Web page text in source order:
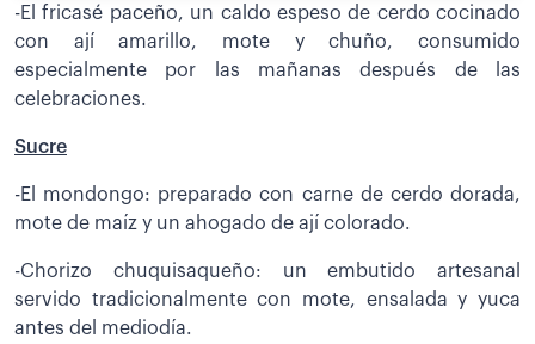
-El fricasé paceño, un caldo espeso de cerdo cocinado
con ají amarillo, mote y chuño, consumido
especialmente por las mañanas después de las
celebraciones.
Sucre
-El mondongo: preparado con carne de cerdo dorada,
mote de maíz y un ahogado de ají colorado.
-Chorizo chuquisaqueño: un embutido artesanal
servido tradicionalmente con mote, ensalada y yuca
antes del mediodía.